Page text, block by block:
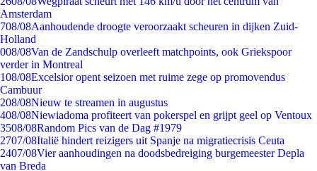
Amsterdam
708/08Aanhoudende droogte veroorzaakt scheuren in dijken Zuid-
Holland
008/08Van de Zandschulp overleeft matchpoints, ook Griekspoor
verder in Montreal
108/08Excelsior opent seizoen met ruime zege op promovendus
Cambuur
208/08Nieuw te streamen in augustus
408/08Niewiadoma profiteert van pokerspel en grijpt geel op Ventoux
3508/08Random Pics van de Dag #1979
2707/08Italië hindert reizigers uit Spanje na migratiecrisis Ceuta
2407/08Vier aanhoudingen na doodsbedreiging burgemeester Depla
van Breda